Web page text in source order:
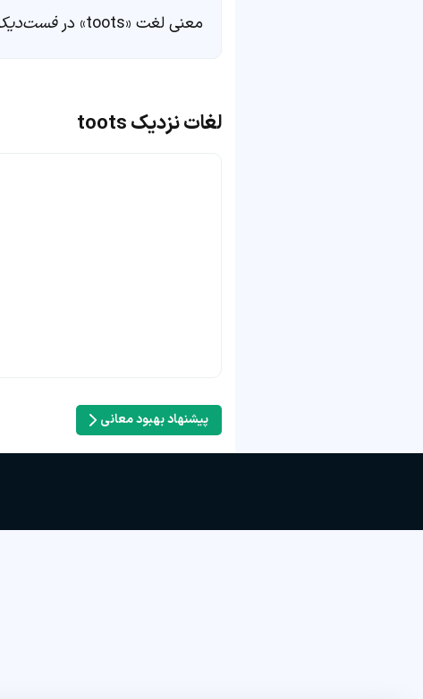
معنی لغت «toots» در
لغات نزدیک toots
پیشنهاد بهبود معانی